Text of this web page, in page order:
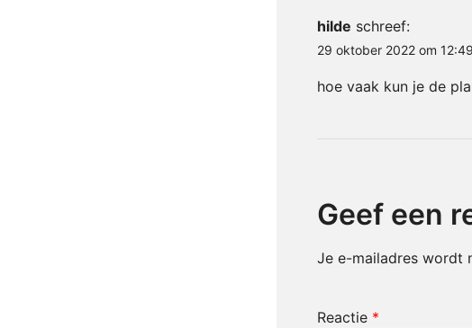
hilde schreef:
29 oktober 2022 om 12:49
hoe vaak kun je de
Geef een
Je e-mailadres wordt
Reactie *